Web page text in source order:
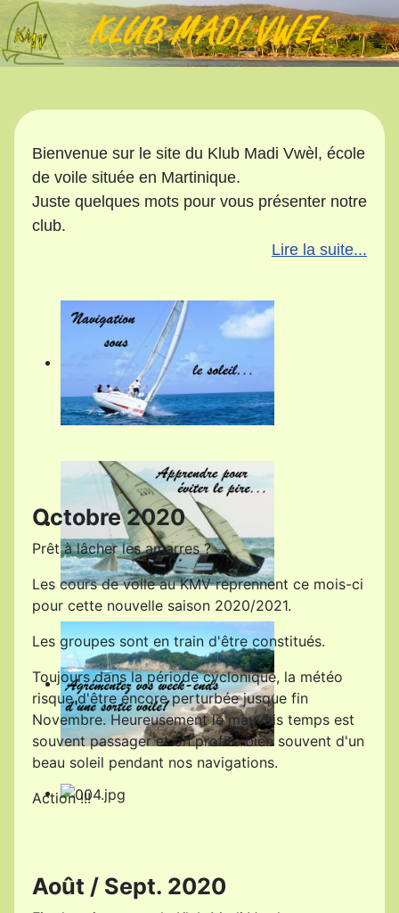
Bienvenue sur le site du Klub Madi Vwèl, école
de voile située en Martinique.
Juste quelques mots pour vous présenter notre
club.
Lire la suite...
Octobre 2020
Prêt à lâcher les amarres ?
Les cours de voile au KMV reprennent ce mois-ci
pour cette nouvelle saison 2020/2021.
Les groupes sont en train d'être constitués.
Toujours dans la période cyclonique, la météo
risque d'être encore perturbée jusque fin
Novembre. Heureusement le mauvais temps est
souvent passager et on profite bien souvent d'un
beau soleil pendant nos navigations.
Action !!!
Août / Sept. 2020